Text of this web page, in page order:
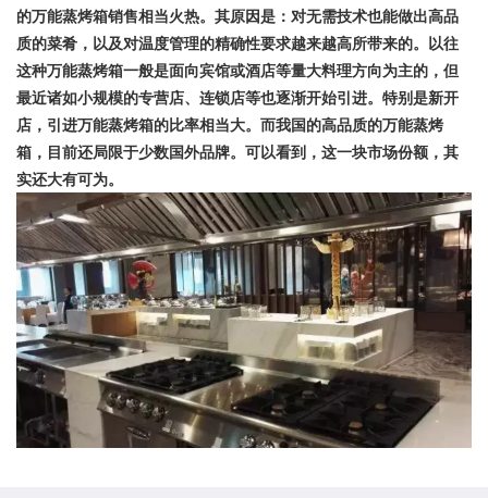
的万能蒸烤箱销售相当火热。其原因是：对无需技术也能做出高品
质的菜肴，以及对温度管理的精确性要求越来越高所带来的。以往
这种万能蒸烤箱一般是面向宾馆或酒店等量大料理方向为主的，但
最近诸如小规模的专营店、连锁店等也逐渐开始引进。特别是新开
店，引进万能蒸烤箱的比率相当大。而我国的高品质的万能蒸烤
箱，目前还局限于少数国外品牌。可以看到，这一块市场份额，其
实还大有可为。